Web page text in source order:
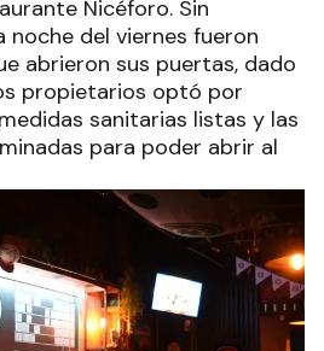
Nicéforo. Sin
noche del viernes fueron
abrieron sus puertas, dado
propietarios optó por
sanitarias listas y las
para poder abrir al